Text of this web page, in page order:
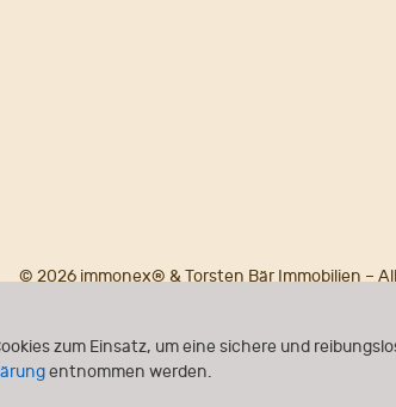
zum Einsatz, um eine sichere und
entnommen werden.
© 2026 immonex® & Torsten Bär Immobilien –